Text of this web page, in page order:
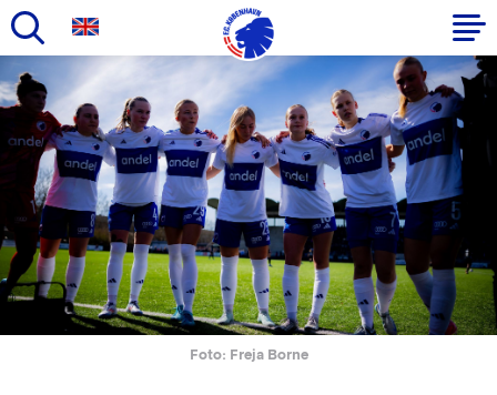
Gå
til
hovedindhold
Primær
navigation
Foto: Freja Borne